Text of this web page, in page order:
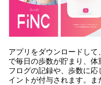
アプリをダウンロードし
で毎日の歩数が貯まり、
フログの記録や、歩数に
イントが付与されます。ま